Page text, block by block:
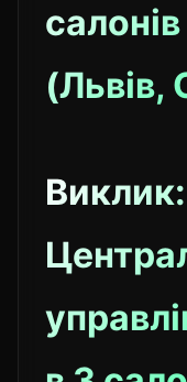
(Львів,
Виклик: